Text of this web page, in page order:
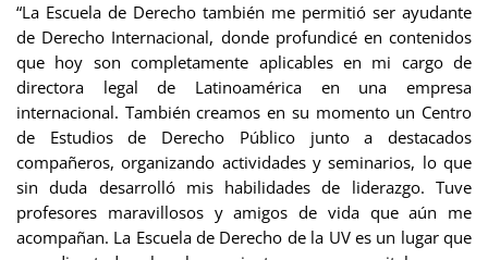
“La Escuela de Derecho también me permitió ser ayudante
de Derecho Internacional, donde profundicé en contenidos
que hoy son completamente aplicables en mi cargo de
directora legal de Latinoamérica en una empresa
internacional. También creamos en su momento un Centro
de Estudios de Derecho Público junto a destacados
compañeros, organizando actividades y seminarios, lo que
sin duda desarrolló mis habilidades de liderazgo. Tuve
profesores maravillosos y amigos de vida que aún me
acompañan. La Escuela de Derecho de la UV es un lugar que